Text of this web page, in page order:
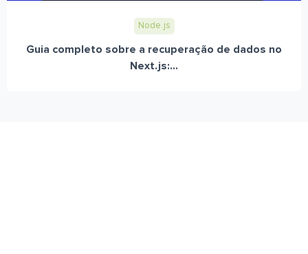
Node.js
Guia completo sobre a recuperação de dados no
Next.js:...